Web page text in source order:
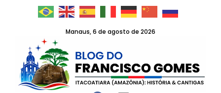
Manaus, 6 de agosto de 2026